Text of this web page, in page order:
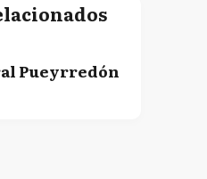
Pueyrredón